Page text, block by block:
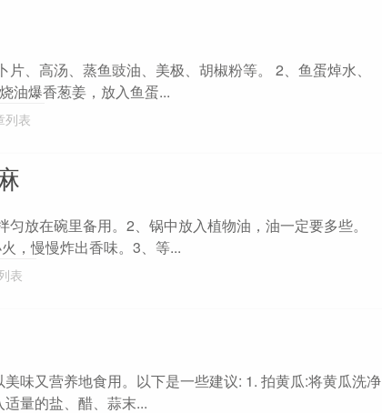
、高汤、蒸鱼豉油、美极、胡椒粉等。 2、鱼蛋焯水、
油爆香葱姜，放入鱼蛋...
列表
放在碗里备用。2、锅中放入植物油，油一定要多些。
，慢慢炸出香味。3、等...
表
味又营养地食用。以下是一些建议: 1. 拍黄瓜:将黄瓜洗净
量的盐、醋、蒜末...